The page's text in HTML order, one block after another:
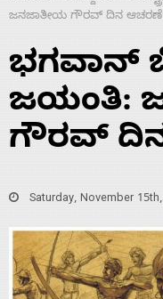
ಜನಜಾತೀಯ ಗೌರವ್‌ ದಿನ ಆಚರಣೆ
ಭಗವಾನ್‌
ಜಯಂತಿ:
ಗೌರವ್‌
Saturday, November